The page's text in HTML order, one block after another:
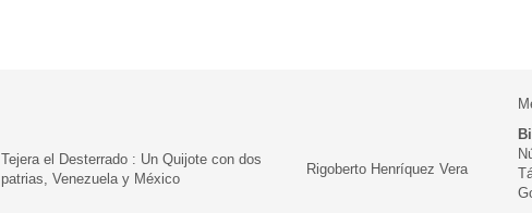
Tejera el Desterrado : Un Quijote con dos
patrias, Venezuela y México
Rigoberto Henríquez Vera